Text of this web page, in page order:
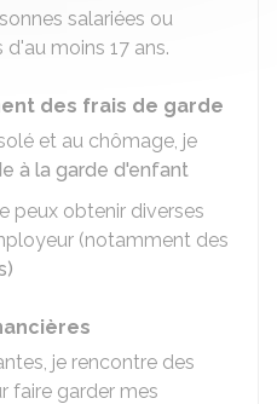
salariées ou
moins 17 ans.
des frais de garde
et au chômage, je
à la garde d'enfant
peux obtenir diverses
(notamment des
je rencontre des
faire garder mes